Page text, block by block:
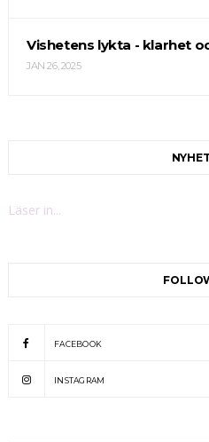
Vishetens lykta - klarhet
JAN 26, 2025
Läser in...
FACEBOOK
INSTAGRAM